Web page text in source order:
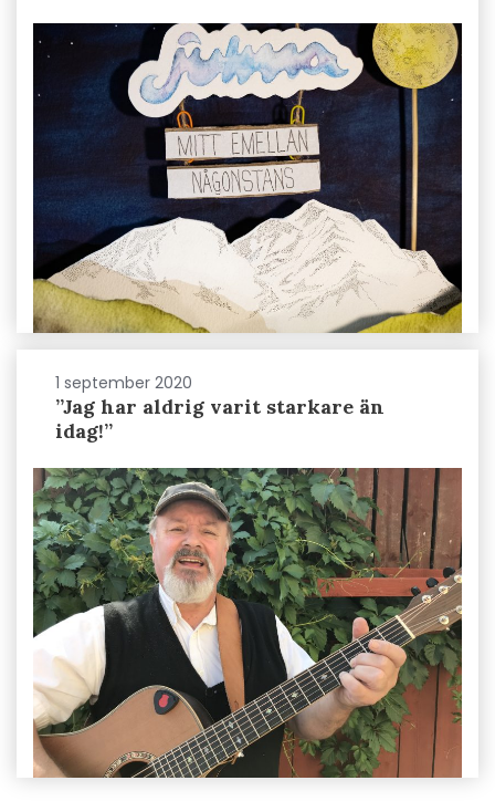
1 september 2020
”Jag har aldrig varit starkare än
idag!”